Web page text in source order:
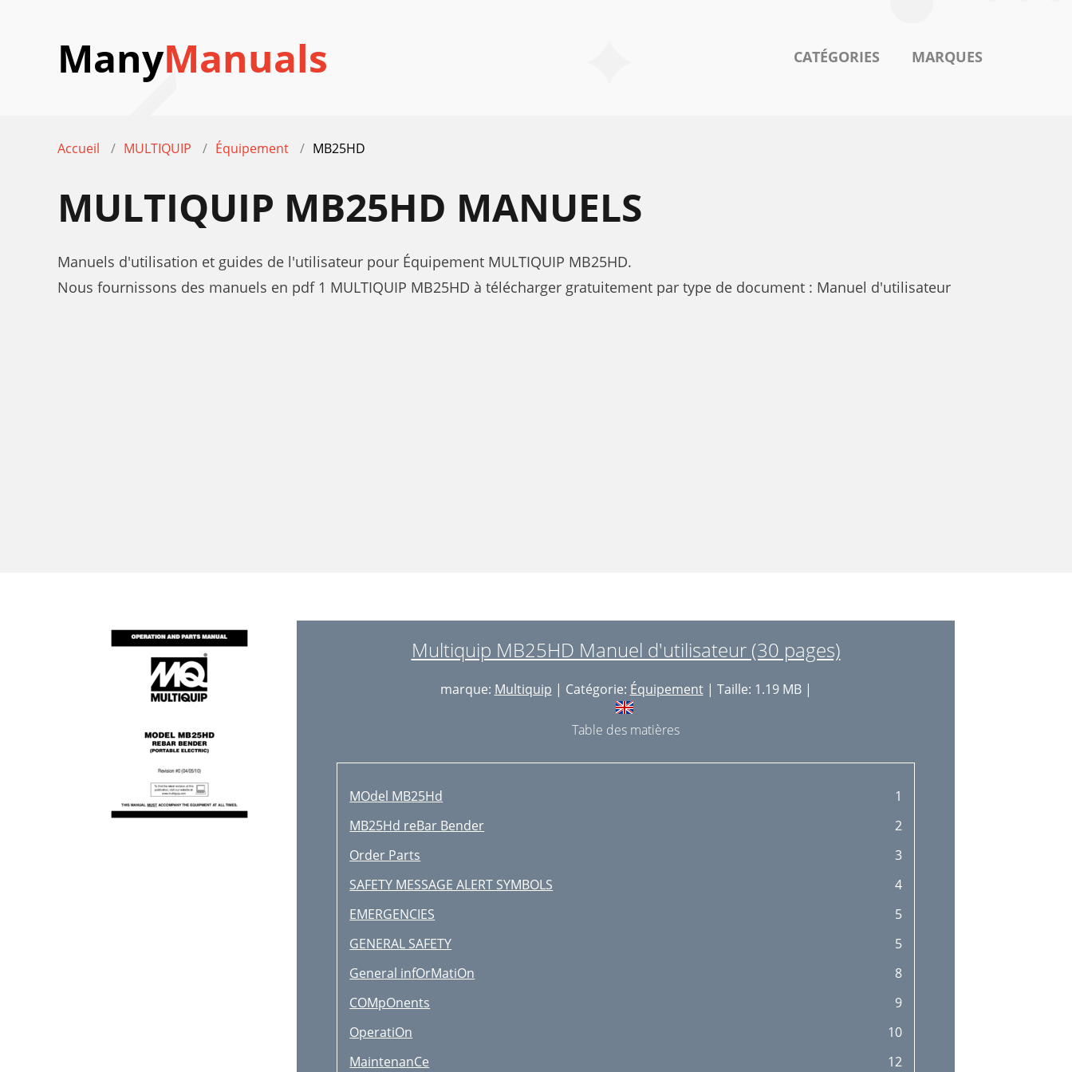
ManyManuals CATÉGORIES MARQUES
Accueil MULTIQUIP Équipement MB25HD
MULTIQUIP MB25HD MANUELS
Manuels d'utilisation et guides de l'utilisateur pour Équipement MULTIQUIP MB25HD.
Nous fournissons des manuels en pdf 1 MULTIQUIP MB25HD à télécharger gratuitement par type de document : Manuel d'utilisateur
Multiquip MB25HD Manuel d'utilisateur (30 pages)
marque: Multiquip | Catégorie: Équipement| Taille: 1.19 MB |
Table des matières
MOdel MB25Hd
1
MB25Hd reBar Bender
2
Order Parts
3
SAFETY MESSAGE ALERT SYMBOLS
4
EMERGENCIES
5
GENERAL SAFETY
5
General infOrMatiOn
8
COMpOnents
9
OperatiOn
10
MaintenanCe
12